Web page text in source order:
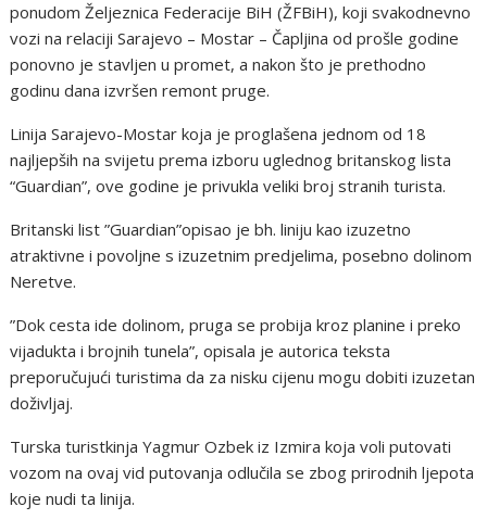
ponudom Željeznica Federacije BiH (ŽFBiH), koji svakodnevno
vozi na relaciji Sarajevo – Mostar – Čapljina od prošle godine
ponovno je stavljen u promet, a nakon što je prethodno
godinu dana izvršen remont pruge.
Linija Sarajevo-Mostar koja je proglašena jednom od 18
najljepših na svijetu prema izboru uglednog britanskog lista
“Guardian”, ove godine je privukla veliki broj stranih turista.
Britanski list ”Guardian”opisao je bh. liniju kao izuzetno
atraktivne i povoljne s izuzetnim predjelima, posebno dolinom
Neretve.
”Dok cesta ide dolinom, pruga se probija kroz planine i preko
vijadukta i brojnih tunela”, opisala je autorica teksta
preporučujući turistima da za nisku cijenu mogu dobiti izuzetan
doživljaj.
Turska turistkinja Yagmur Ozbek iz Izmira koja voli putovati
vozom na ovaj vid putovanja odlučila se zbog prirodnih ljepota
koje nudi ta linija.